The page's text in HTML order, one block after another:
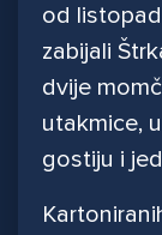
od
zabijali
dvije
utakmice,
gostiju i